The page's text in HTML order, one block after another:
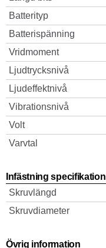
Batterityp
Batterispänning
Vridmoment
Ljudtrycksnivå
Ljudeffektnivå
Vibrationsnivå
Volt
Varvtal
Infästning specifikation
Skruvlängd
Skruvdiameter
Övrig information